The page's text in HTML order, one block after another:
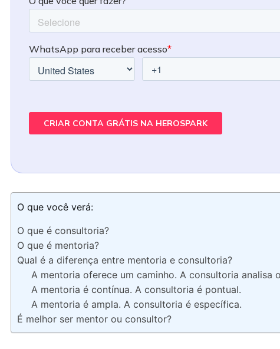
O que você verá:
O que é consultoria?
O que é mentoria?
Qual é a diferença entre mentoria e consultoria?
A mentoria oferece um caminho. A consultoria analisa
A mentoria é contínua. A consultoria é pontual.
A mentoria é ampla. A consultoria é específica.
É melhor ser mentor ou consultor?